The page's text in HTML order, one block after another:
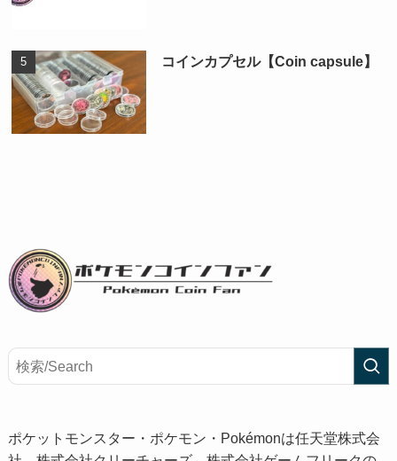
コインカプセル【Coin capsule】
ポケットモンスター・ポケモン・Pokémonは任天堂株式会